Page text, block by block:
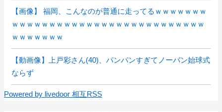
【画像】 福岡、こんなのが普通に走ってるｗｗｗｗｗｗｗ
ｗｗｗｗｗｗｗｗｗｗｗｗｗｗｗｗｗｗｗｗｗｗｗｗｗｗ
ｗｗｗｗｗｗｗ
【動画像】上戸彩さん(40)、パンパンすぎてノーバン始球式
ならず
Powered by livedoor 相互RSS